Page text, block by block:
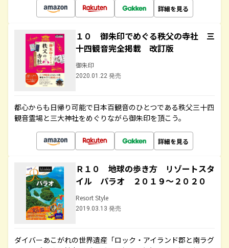
詳細を見る
１０ 御朱印でめぐる秩父の寺社 三
十四観音完全掲載 改訂版
御朱印
2020.01.22 発売
都心からも日帰り可能で日本百観音のひとつである秩父三十四
観音霊場と三大神社をめぐりながら御朱印を頂こう。
詳細を見る
Ｒ１０ 地球の歩き方 リゾートスタ
イル パラオ ２０１９～２０２０
Resort Style
2019.03.13 発売
ダイバーあこがれの世界遺産「ロック・アイランド郡と南ラグ